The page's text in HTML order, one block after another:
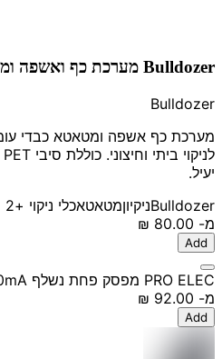
Bulldozer מערכת כף ואשפה ומטאטא כבדי עומס
Bulldozer
יעיל.
Bulldozerניקיוןמטאטאכלי ניקוי +2
מ-
Add
PRO ELEC מפסק פחת נשלף 13A, IP66, 30mA
מ-
Add